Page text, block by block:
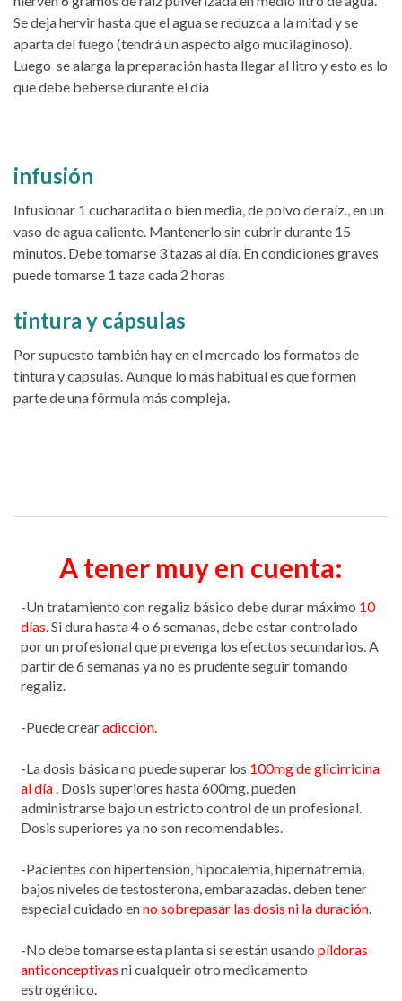
Se deja hervir hasta que el agua se reduzca a la mitad y se
aparta del fuego (tendrá un aspecto algo mucilaginoso).
Luego se alarga la preparación hasta llegar al litro y esto es lo
que debe beberse durante el día
infusión
Infusionar 1 cucharadita o bien media, de polvo de raíz., en un
vaso de agua caliente. Mantenerlo sin cubrir durante 15
minutos. Debe tomarse 3 tazas al día. En condiciones graves
puede tomarse 1 taza cada 2 horas
tintura y cápsulas
Por supuesto también hay en el mercado los formatos de
tintura y capsulas. Aunque lo más habitual es que formen
parte de una fórmula más compleja.
A tener muy en cuenta:
-Un tratamiento con regaliz básico debe durar máximo 10
días . Si dura hasta 4 o 6 semanas, debe estar controlado
por un profesional que prevenga los efectos secundarios. A
partir de 6 semanas ya no es prudente seguir tomando
regaliz.
-Puede crearadicción.
-La dosis básica no puede superar los 100mg de glicirricina
al día . Dosis superiores hasta 600mg. pueden
administrarse bajo un estricto control de un profesional.
Dosis superiores ya no son recomendables.
-Pacientes con hipertensión, hipocalemia, hipernatremia,
bajos niveles de testosterona, embarazadas. deben tener
especial cuidado enno sobrepasar las dosis ni la duración
-No debe tomarse esta planta si se están usando píldoras
anticonceptivas ni cualqueir otro medicamento
estrogénico.